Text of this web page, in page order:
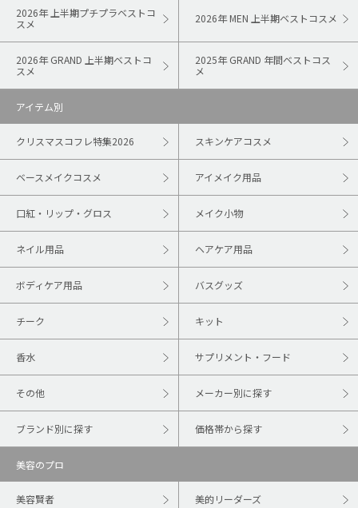
2026年 上半期プチプラベストコ
スメ
2026年 MEN 上半期ベストコスメ
2026年 GRAND 上半期ベストコ
スメ
2025年 GRAND 年間ベストコス
メ
アイテム別
クリスマスコフレ特集2026 スキンケアコスメ
ベースメイクコスメ アイメイク用品
口紅・リップ・グロス メイク小物
ネイル用品 ヘアケア用品
ボディケア用品 バスグッズ
チーク キット
香水 サプリメント・フード
その他 メーカー別に探す
ブランド別に探す 価格帯から探す
美容のプロ
美容賢者 美的リーダーズ